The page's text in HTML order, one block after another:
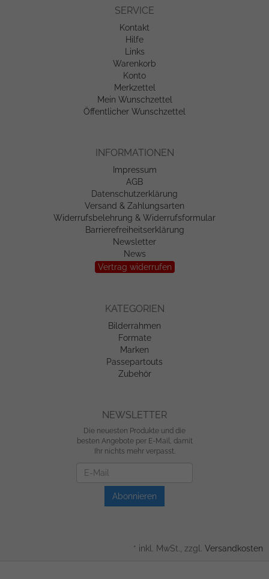
SERVICE
Kontakt
Hilfe
Links
Warenkorb
Konto
Merkzettel
Mein Wunschzettel
Öffentlicher Wunschzettel
INFORMATIONEN
Impressum
AGB
Datenschutzerklärung
Versand & Zahlungsarten
Widerrufsbelehrung & Widerrufsformular
Barrierefreiheitserklärung
Newsletter
News
Vertrag widerrufen
KATEGORIEN
Bilderrahmen
Formate
Marken
Passepartouts
Zubehör
NEWSLETTER
Die neuesten Produkte und die
besten Angebote per E-Mail, damit
Ihr nichts mehr verpasst.
Abonnieren
* inkl. MwSt., zzgl. Versandkosten